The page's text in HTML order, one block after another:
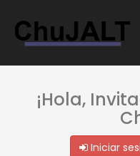
¡Hola,
Iniciar